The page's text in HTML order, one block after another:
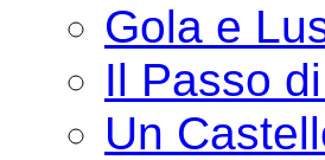
Gola e
Il Passo
Un